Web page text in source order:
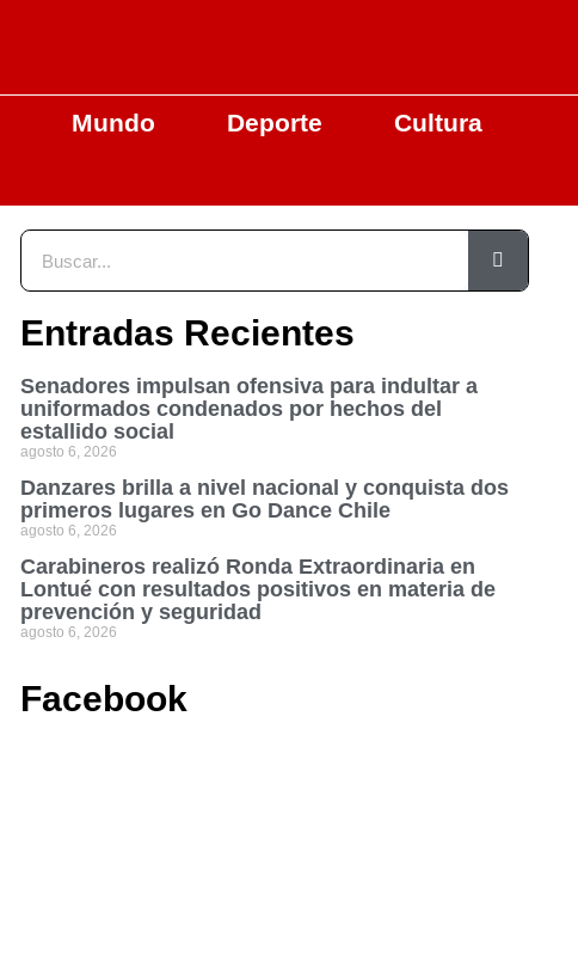
Mundo Deporte
Cultura
Entradas Recientes
Senadores impulsan ofensiva para indultar a
uniformados condenados por hechos del
estallido social
agosto 6, 2026
Danzares brilla a nivel nacional y conquista dos
primeros lugares en Go Dance Chile
agosto 6, 2026
Carabineros realizó Ronda Extraordinaria en
Lontué con resultados positivos en materia de
prevención y seguridad
agosto 6, 2026
Facebook